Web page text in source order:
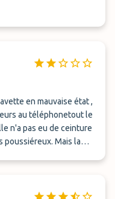
en mauvaise état ,
n'a pas eu de ceinture
poussiéreux. Mais la